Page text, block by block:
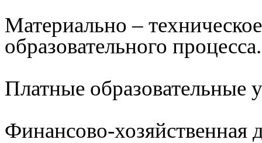
Материально –
образовательного
Платные образовательные
Финансово-хозяйственная